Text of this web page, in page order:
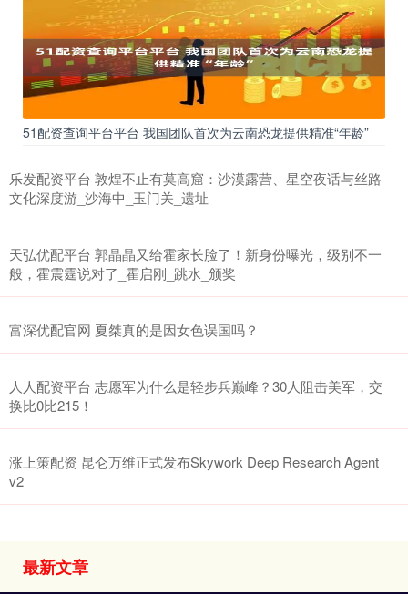
51配资查询平台平台 我国团队首次为云南恐龙提供精准“年龄”
乐发配资平台 敦煌不止有莫高窟：沙漠露营、星空夜话与丝路
文化深度游_沙海中_玉门关_遗址
天弘优配平台 郭晶晶又给霍家长脸了！新身份曝光，级别不一
般，霍震霆说对了_霍启刚_跳水_颁奖
富深优配官网 夏桀真的是因女色误国吗？
人人配资平台 志愿军为什么是轻步兵巅峰？30人阻击美军，交
换比0比215！
涨上策配资 昆仑万维正式发布Skywork Deep Research Agent
v2
最新文章